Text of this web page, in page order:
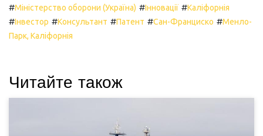
#Міністерство оборони (Україна) #Інновації #Каліфорнія
#Інвестор #Консультант #Патент #Сан-Франциско #Менло-
Парк, Каліфорнія
Читайте також